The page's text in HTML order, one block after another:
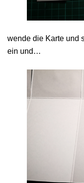
wende die Karte und
ein und…